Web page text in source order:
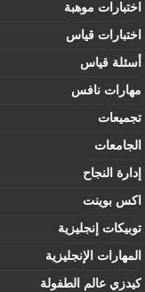
اختبارات موهبة
اختبارات قياس
أسئلة قياس
مهارات نافس
تجميعات
الجامعات
إدارة النجاح
اكس بوينت
توبيكات إنجليزية
المهارات الإنجليزية
كيدزي عالم الطفولة